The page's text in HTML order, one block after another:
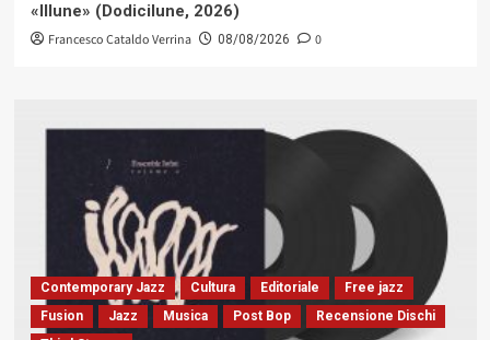
«Illune» (Dodicilune, 2026)
Francesco Cataldo Verrina 08/08/2026 0
Contemporary Jazz Cultura Editoriale
Free jazz
Fusion
Jazz Musica Post Bop
Recensione Dischi